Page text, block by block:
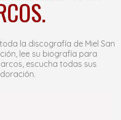
la discografía de Miel San
lee su biografía para
escucha todas sus